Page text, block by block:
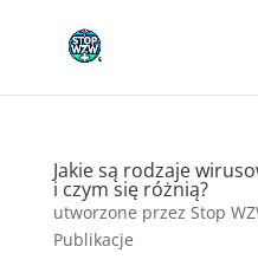
Jakie są rodzaje
i czym się różnią?
utworzone przez Stop
Publikacje